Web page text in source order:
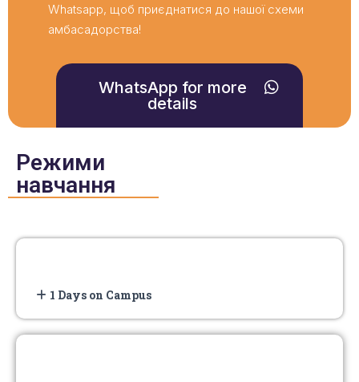
Whatsapp, щоб приєднатися до нашої схеми
амбасадорства!
WhatsApp for more
details
Режими
навчання
1 Days on Campus